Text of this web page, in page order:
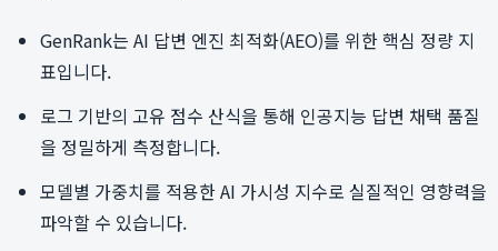
GenRank는 AI 답변 엔진 최적화(AEO)를 위한 핵심 정량 지
표입니다.
로그 기반의 고유 점수 산식을 통해 인공지능 답변 채택 품질
을 정밀하게 측정합니다.
모델별 가중치를 적용한 AI 가시성 지수로 실질적인 영향력을
파악할 수 있습니다.